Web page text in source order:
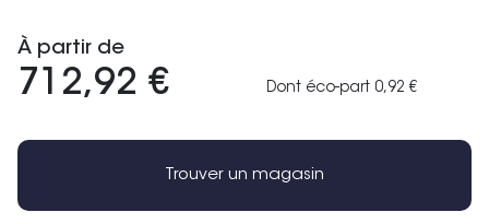
À partir de
712,92 € Dont éco-part 0,92 €
Trouver un magasin